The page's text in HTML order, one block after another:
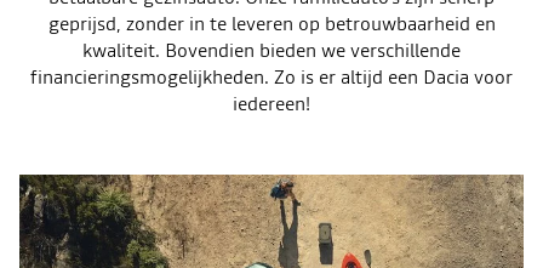
geprijsd, zonder in te leveren op betrouwbaarheid en
kwaliteit. Bovendien bieden we verschillende
financieringsmogelijkheden. Zo is er altijd een Dacia voor
iedereen!